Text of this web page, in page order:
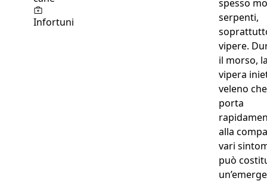
Infortuni
spesso
serpenti,
vipere.
il morso,
vipera
veleno che
porta
alla
vari
può